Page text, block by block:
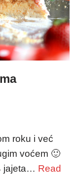
roku i već
voćem 🙂
jajeta… Read